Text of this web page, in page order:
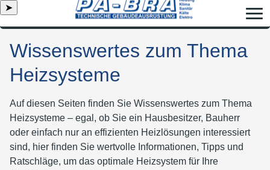
➤
Wissenswertes zum Thema
Heizsysteme
Auf diesen Seiten finden Sie Wissenswertes zum Thema
Heizsysteme – egal, ob Sie ein Hausbesitzer, Bauherr
oder einfach nur an effizienten Heizlösungen interessiert
sind, hier finden Sie wertvolle Informationen, Tipps und
Ratschläge, um das optimale Heizsystem für Ihre